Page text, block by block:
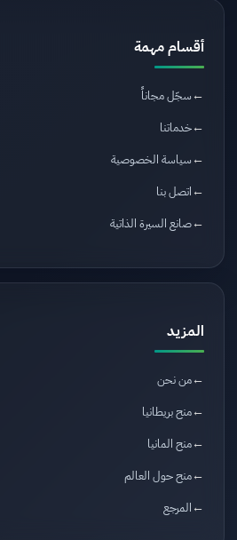
أقسام مهمة
سجّل مجاناً
خدماتنا
سياسة الخصوصية
اتصل بنا
صانع السيرة الذاتية
المزيد
من نحن
منح بريطانيا
منح المانيا
منح حول العالم
المرجع